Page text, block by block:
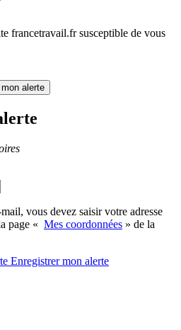
francetravail.fr susceptible de vous
alerte
vous devez saisir votre adresse
page « Mes coordonnées » de la
Enregistrermon alerte